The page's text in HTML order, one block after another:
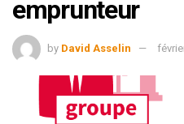
emprunteur
by David Asselin